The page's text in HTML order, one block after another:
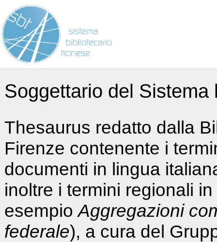
Soggettario del
Thesaurus redatto dalla
Firenze contenente i
documenti in lingua
inoltre i termini regionali
esempioAggregazioni
federale), a cura del